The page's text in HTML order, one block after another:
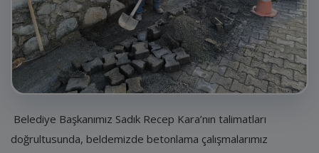
E-Belediye
İletişim
Giriş
Belediye Başkanımız Sadık Recep Kara’nın talimatları
doğrultusunda, beldemizde betonlama çalışmalarımız